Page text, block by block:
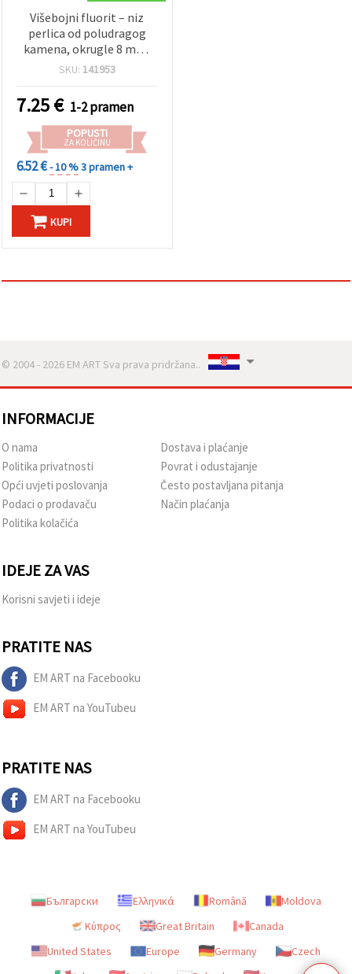
Višebojni fluorit – niz
perlica od poludragog
kamena, okrugle 8 mm,
~46 kom, prirodni
asortirane boje
SKU: 141953
7.25€ 1-2 pramen
POPUSTI
ZA KOLIČINU
6.52 €- 10 %3 pramen +
KUPI
© 2004 - 2026 EM ART Sva prava pridržana..
INFORMACIJE
O nama
Politika privatnosti
Opći uvjeti poslovanja
Podaci o prodavaču
Politika kolačića
Dostava i plaćanje
Povrat i odustajanje
Često postavljana pitanja
Način plaćanja
IDEJE ZA VAS
Korisni savjeti i ideje
PRATITE NAS
EM ART na Facebooku
EM ART na YouTubeu
PRATITE NAS
EM ART na Facebooku
EM ART na YouTubeu
Български Ελληνικά Română
Moldova
Κύπρος
Great Britain
Canada
United States
Europe Germany
Czech